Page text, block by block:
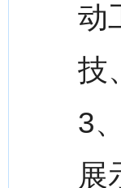
动
技
3
展